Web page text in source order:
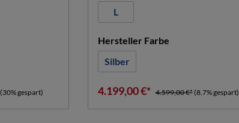
(30% gespart)
L
Hersteller Farbeauswählen
Silber
4.199,00 €* 4.599,00 €* (8.7% gespart)